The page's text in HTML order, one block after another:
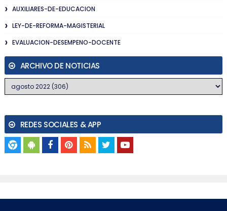
AUXILIARES-DE-EDUCACION
LEY-DE-REFORMA-MAGISTERIAL
EVALUACION-DESEMPENO-DOCENTE
ARCHIVO DE NOTICIAS
REDES SOCIALES & APP